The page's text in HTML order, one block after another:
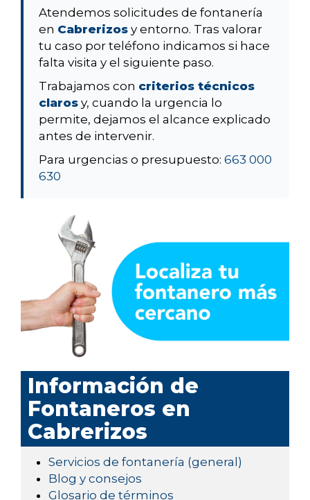
Atendemos solicitudes de fontanería
en Cabrerizos y entorno. Tras valorar
tu caso por teléfono indicamos si hace
falta visita y el siguiente paso.
Trabajamos con criterios técnicos
claros y, cuando la urgencia lo
permite, dejamos el alcance explicado
antes de intervenir.
Para urgencias o presupuesto: 663 000
630
Información de
Fontaneros en
Cabrerizos
Servicios de fontanería (general)
Blog y consejos
Glosario de términos